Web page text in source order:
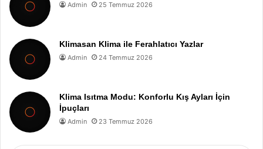
Admin 25 Temmuz 2026
Klimasan Klima ile Ferahlatıcı Yazlar
Admin 24 Temmuz 2026
Klima Isıtma Modu: Konforlu Kış Ayları İçin
İpuçları
Admin 23 Temmuz 2026